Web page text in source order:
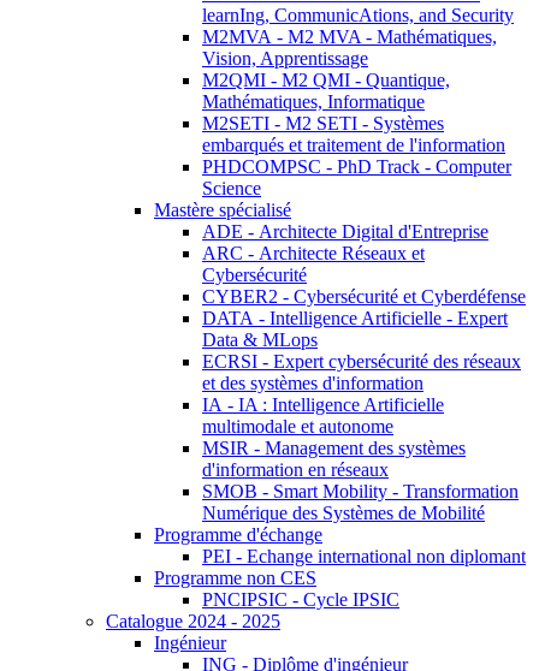
learnIng, CommunicAtions, and Security
M2MVA - M2 MVA - Mathématiques,
Vision, Apprentissage
M2QMI - M2 QMI - Quantique,
Mathématiques, Informatique
M2SETI - M2 SETI - Systèmes
embarqués et traitement de l'information
PHDCOMPSC - PhD Track - Computer
Science
Mastère spécialisé
ADE - Architecte Digital d'Entreprise
ARC - Architecte Réseaux et
Cybersécurité
CYBER2 - Cybersécurité et Cyberdéfense
DATA - Intelligence Artificielle - Expert
Data & MLops
ECRSI - Expert cybersécurité des réseaux
et des systèmes d'information
IA - IA : Intelligence Artificielle
multimodale et autonome
MSIR - Management des systèmes
d'information en réseaux
SMOB - Smart Mobility - Transformation
Numérique des Systèmes de Mobilité
Programme d'échange
PEI - Echange international non diplomant
Programme non CES
PNCIPSIC - Cycle IPSIC
Catalogue 2024 - 2025
Ingénieur
ING - Diplôme d'ingénieur